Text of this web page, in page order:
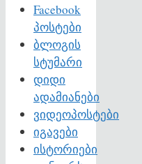
Facebook
პოსტები
ბლოგის
სტუმარი
დიდი
ადამიანები
ვიდეოპოსტები
იგავები
ისტორიები